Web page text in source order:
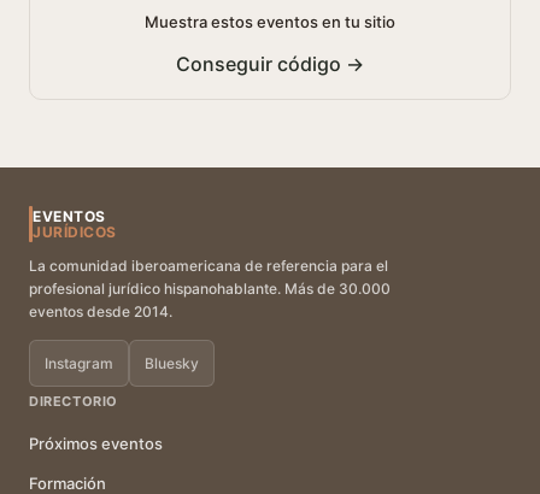
Muestra estos eventos en tu sitio
Conseguir código →
EVENTOS
JURÍDICOS
La comunidad iberoamericana de referencia para el
profesional jurídico hispanohablante. Más de 30.000
eventos desde 2014.
Instagram Bluesky
DIRECTORIO
Próximos eventos
Formación